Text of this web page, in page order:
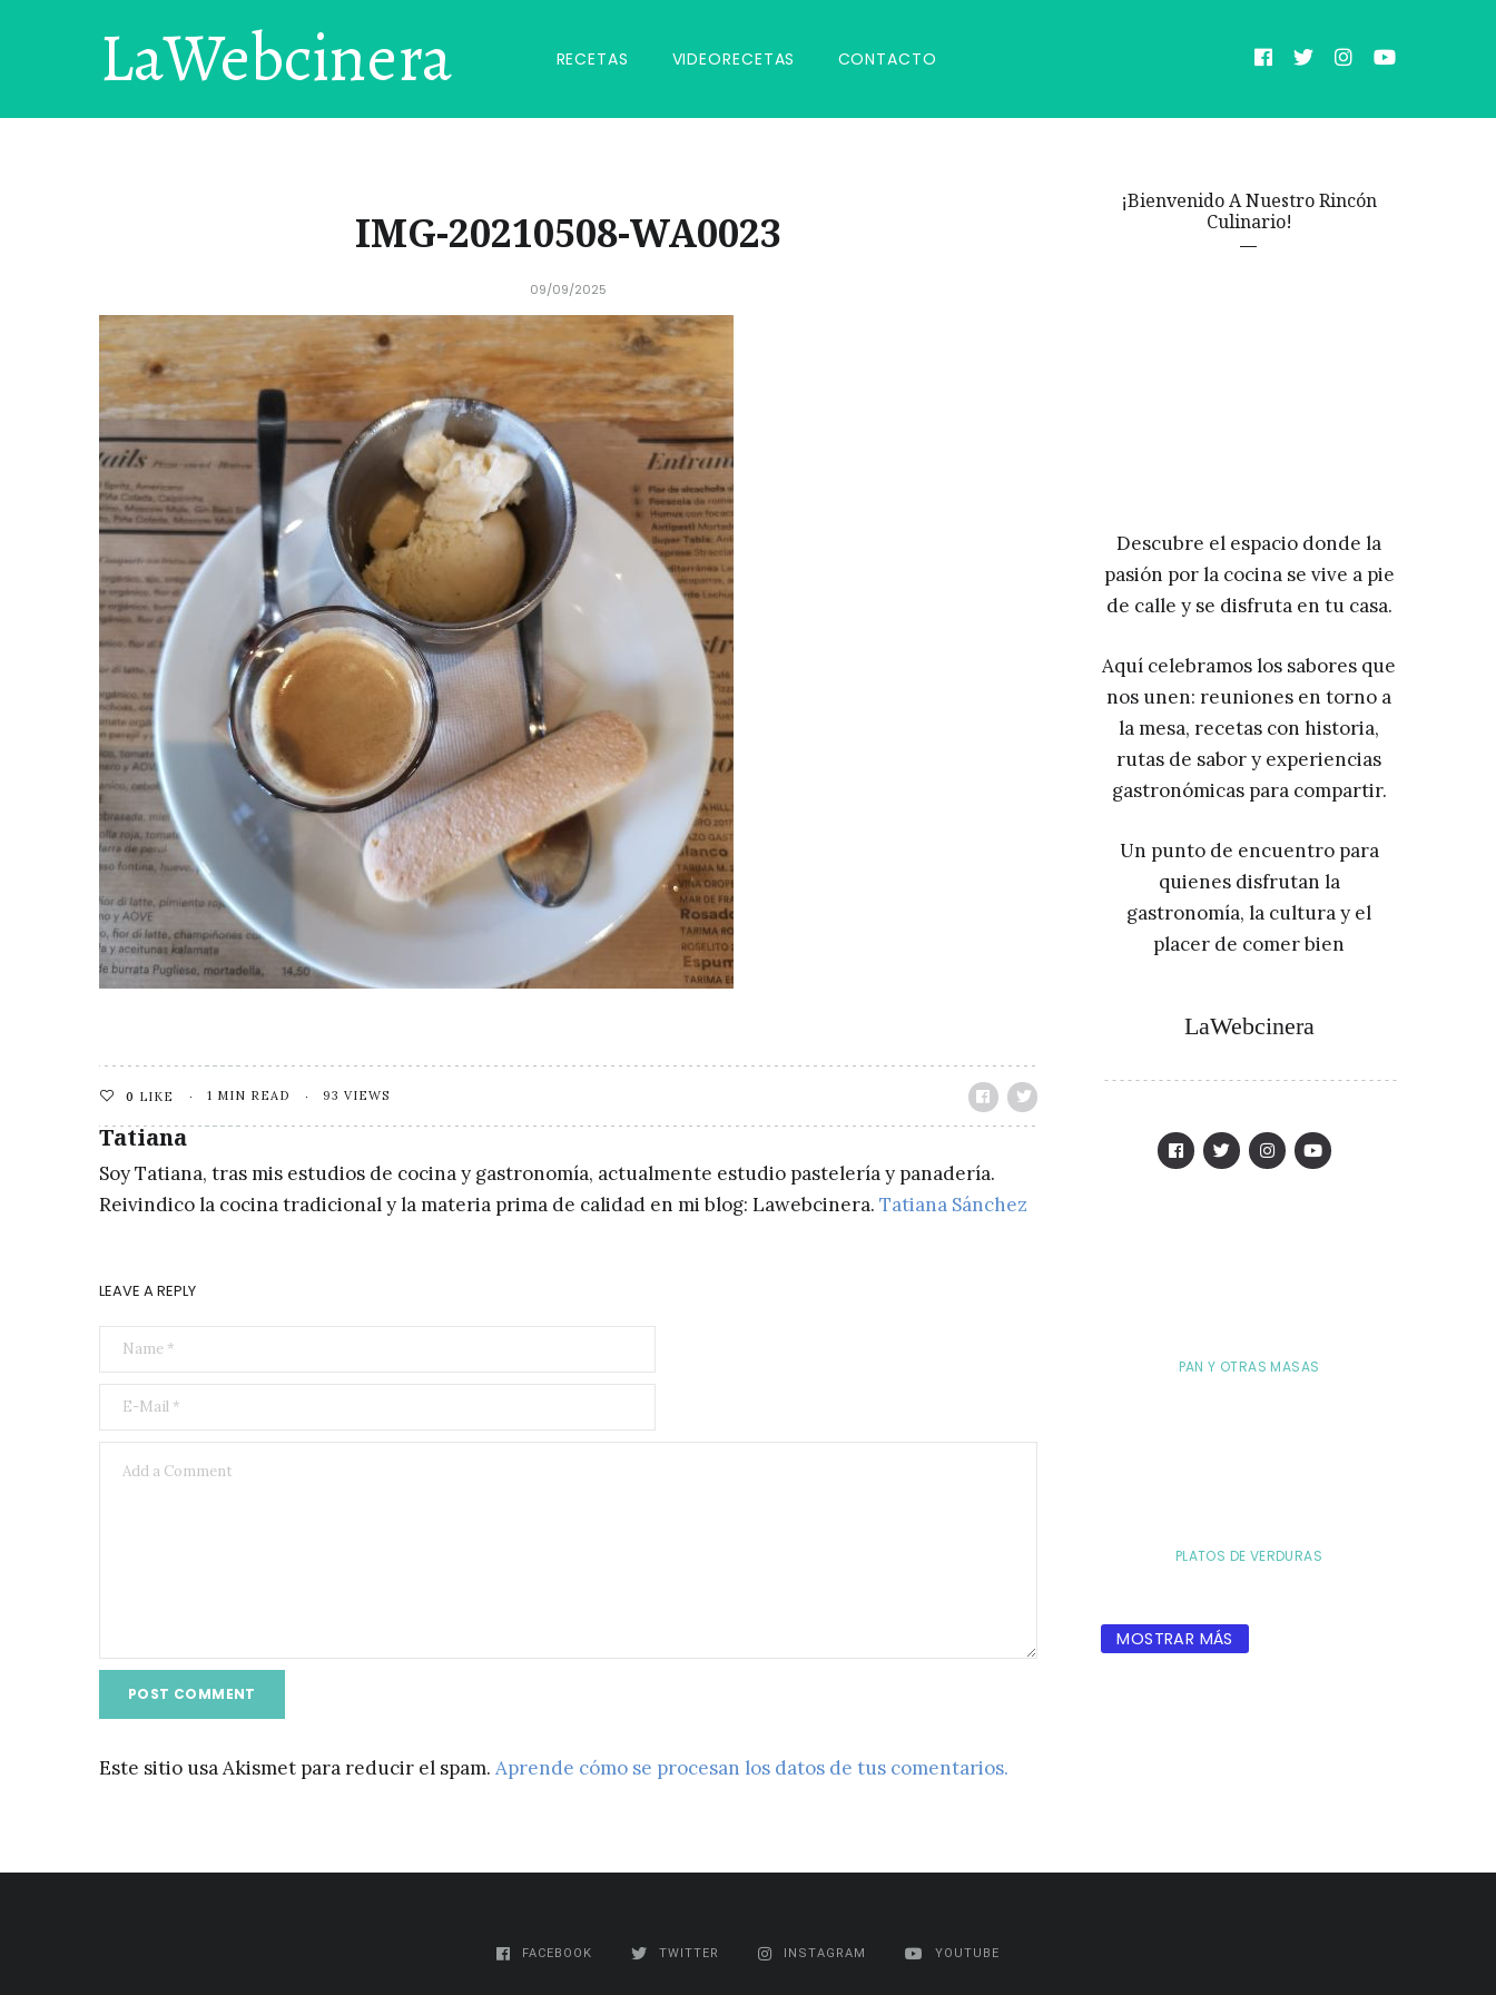
LaWebcinera RECETAS VIDEORECETAS CONTACTO
IMG-20210508-WA0023
09/09/2025
0 LIKE 1 MIN READ 93 VIEWS
Tatiana
Soy Tatiana, tras mis estudios de cocina y gastronomía, actualmente estudio pastelería y panadería.
Reivindico la cocina tradicional y la materia prima de calidad en mi blog: Lawebcinera. Tatiana Sánchez
LEAVE A REPLY
Este sitio usa Akismet para reducir el spam. Aprende cómo se procesan los datos de tus comentarios.
¡Bienvenido A Nuestro Rincón
Culinario!
Descubre el espacio donde la
pasión por la cocina se vive a pie
de calle y se disfruta en tu casa.
Aquí celebramos los sabores que
nos unen: reuniones en torno a
la mesa, recetas con historia,
rutas de sabor y experiencias
gastronómicas para compartir.
Un punto de encuentro para
quienes disfrutan la
gastronomía, la cultura y el
placer de comer bien
LaWebcinera
PAN Y OTRAS MASAS
PLATOS DE VERDURAS
MOSTRAR MÁS
FACEBOOK TWITTER INSTAGRAM YOUTUBE